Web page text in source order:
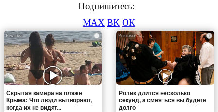
Подпишитесь:
MAX ВК ОК
i
Скрытая камера на пляже
Крыма: Что люди вытворяют,
когда их не видят...
i
Ролик длится несколько
секунд, а смеяться вы будете
долго